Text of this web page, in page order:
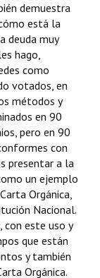
demuestra
está la
deuda muy
hago,
como
votados, en
métodos y
en 90
pero en 90
con
presentar a la
un ejemplo
Orgánica,
Nacional.
con este uso y
que están
y también
Orgánica.